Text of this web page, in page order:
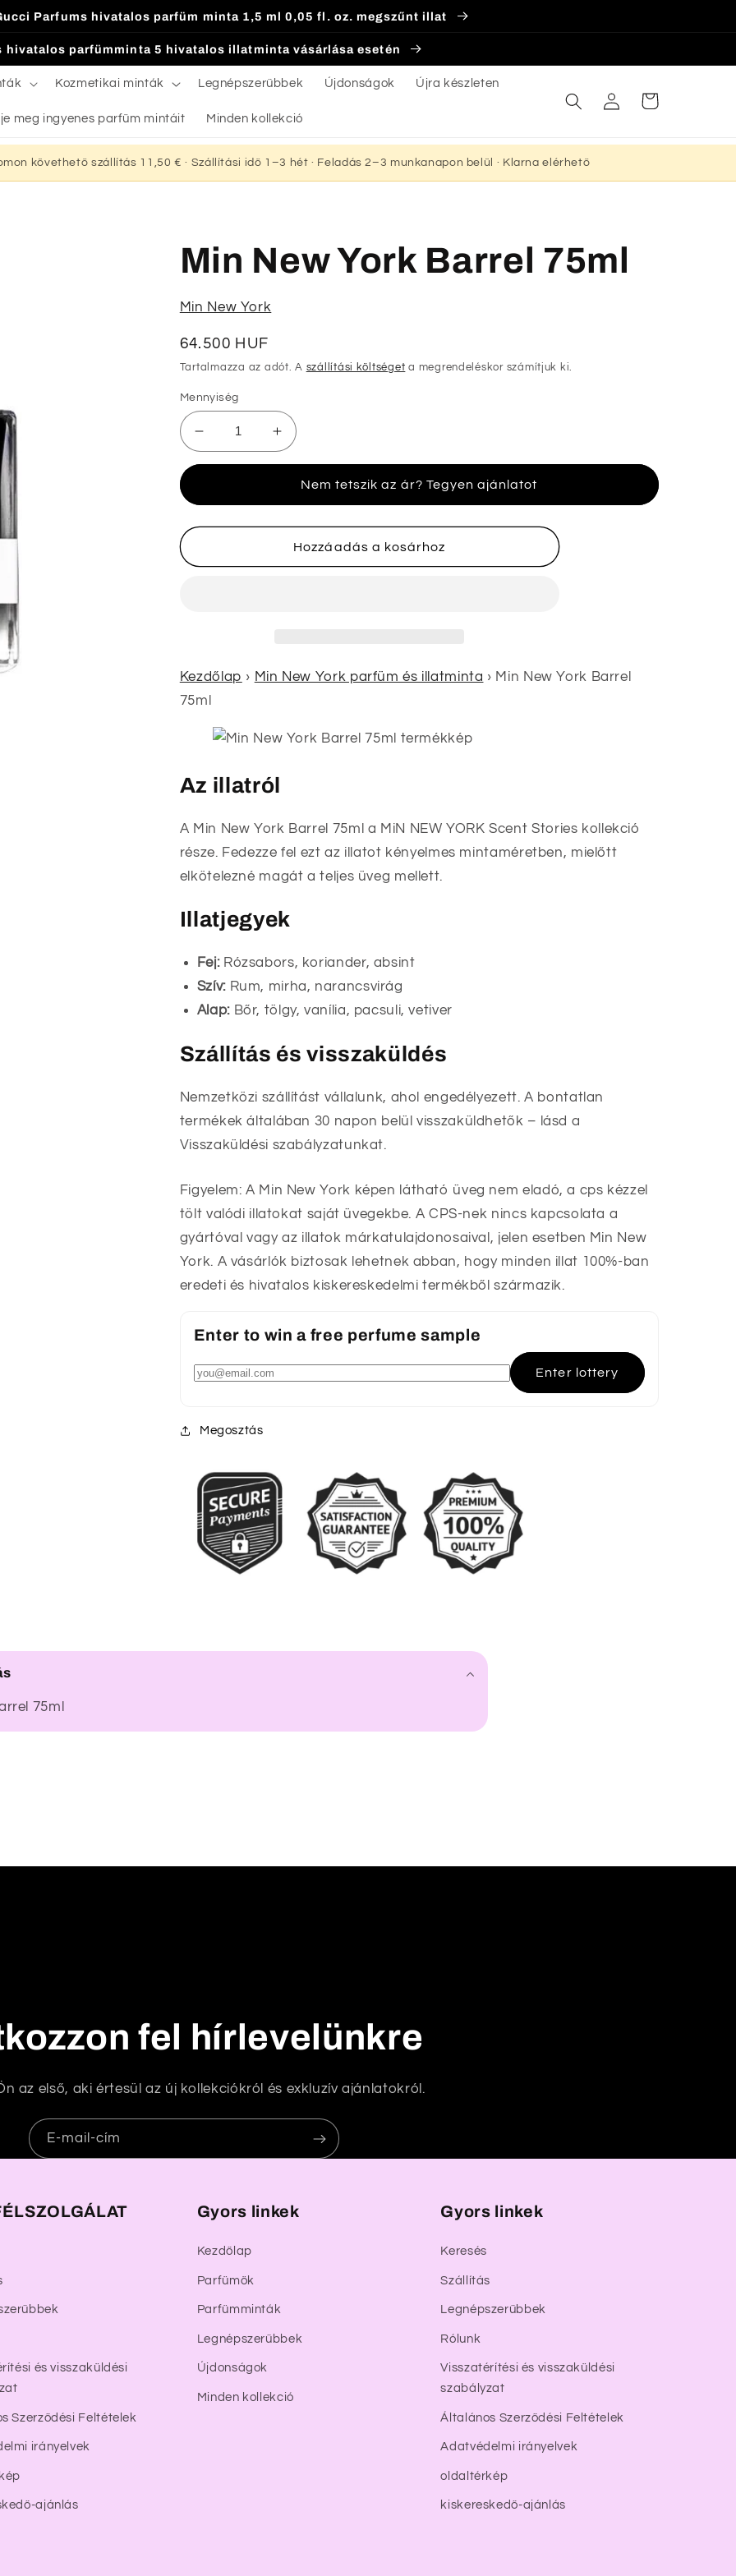
Parfums hivatalos parfüm minta 1,5 ml 0,05 fl. oz. megszűnt illat
hivatalos parfümminta 5 hivatalos illatminta vásárlása esetén
Kozmetikai minták Legnépszerűbbek Újdonságok Újra készleten
meg ingyenes parfüm mintáit Minden kollekció
Bejelentkezés
Kosár
követhető szállítás 11,50 € · Szállítási idő 1–3 hét · Feladás 2–3 munkanapon belül · Klarna elérhető
Min New York Barrel 75ml
Min New York
Normál
ár
64.500 HUF
Tartalmazza az adót. A szállítási költséget a megrendeléskor számítjuk ki.
Mennyiség
New
75ml
mennyiségének
Min
New
Barrel
75ml
mennyiségének
növelése
Nem tetszik az ár? Tegyen ajánlatot
Hozzáadás a kosárhoz
Kezdőlap › Min New York parfüm és illatminta › Min New York Barrel
75ml
Az illatról
A Min New York Barrel 75ml a MiN NEW YORK Scent Stories kollekció
része. Fedezze fel ezt az illatot kényelmes mintaméretben, mielőtt
elkötelezné magát a teljes üveg mellett.
Illatjegyek
Fej:Rózsabors, koriander, absint
Szív:Rum, mirha, narancsvirág
Alap:Bőr, tölgy, vanília, pacsuli, vetiver
Szállítás és visszaküldés
Nemzetközi szállítást vállalunk, ahol engedélyezett. A bontatlan
termékek általában 30 napon belül visszaküldhetők – lásd a
Visszaküldési szabályzatunkat.
Figyelem: A Min New York képen látható üveg nem eladó, a cps kézzel
tölt valódi illatokat saját üvegekbe. A CPS-nek nincs kapcsolata a
gyártóval vagy az illatok márkatulajdonosaival, jelen esetben Min New
York. A vásárlók biztosak lehetnek abban, hogy minden illat 100%-ban
eredeti és hivatalos kiskereskedelmi termékből származik.
Enter to win a free perfume sample
Enter lottery
Megosztás
75ml
fel hírlevelünkre
az első, aki értesül az új kollekciókról és exkluzív ajánlatokról.
E-mail-cím
és visszaküldési
Szerződési Feltételek
irányelvek
ajánlás
Gyors linkek
Kezdőlap
Parfümök
Parfümminták
Legnépszerűbbek
Újdonságok
Minden kollekció
Gyors linkek
Keresés
Szállítás
Legnépszerűbbek
Rólunk
Visszatérítési és visszaküldési
szabályzat
Általános Szerződési Feltételek
Adatvédelmi irányelvek
oldaltérkép
kiskereskedő-ajánlás